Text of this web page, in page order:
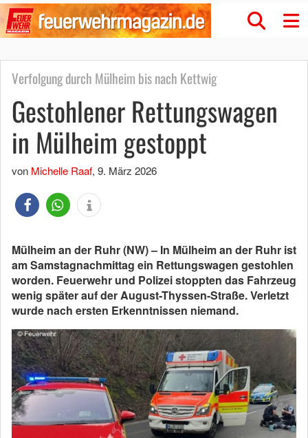
Verfolgung durch Mülheim bis nach Kettwig
Gestohlener Rettungswagen
in Mülheim gestoppt
von Michelle Raaf, 9. März 2026
Mülheim an der Ruhr (NW) – In Mülheim an der Ruhr ist
am Samstagnachmittag ein Rettungswagen gestohlen
worden. Feuerwehr und Polizei stoppten das Fahrzeug
wenig später auf der August-Thyssen-Straße. Verletzt
wurde nach ersten Erkenntnissen niemand.